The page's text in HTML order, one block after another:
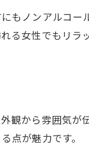
もノンアルコー
る女性でもリラ
観から雰囲気が
点が魅力です。